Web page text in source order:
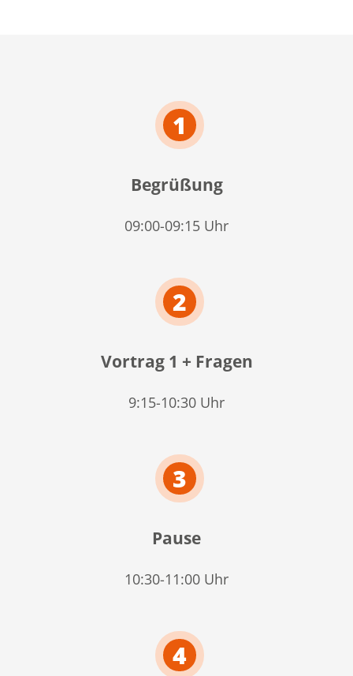
1
Begrüßung
09:00-09:15 Uhr
2
Vortrag 1 + Fragen
9:15-10:30 Uhr
3
Pause
10:30-11:00 Uhr
4